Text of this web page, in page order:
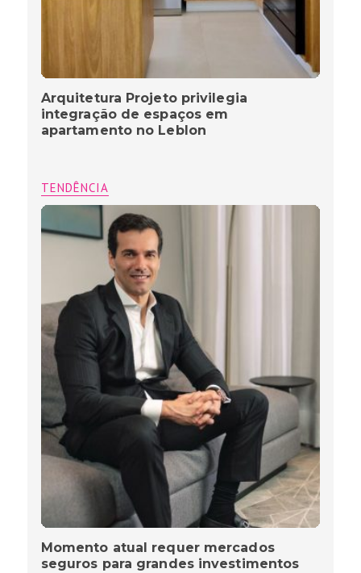
Arquitetura Projeto privilegia
integração de espaços em
apartamento no Leblon
TENDÊNCIA
Momento atual requer mercados
seguros para grandes investimentos